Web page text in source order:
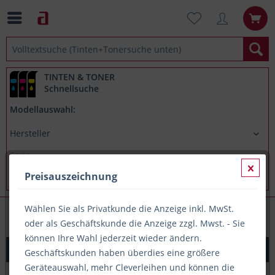
TINTEN & TONER
Schnellsuche
Modellauswahl:
Müllbeutel & Müllsäcke
Abfallsäcke 120l, ca. 70x110cm, 80µm, blau
Preisauszeichnung
Wählen Sie als Privatkunde die Anzeige inkl. MwSt.
oder als Geschäftskunde die Anzeige zzgl. Mwst. - Sie
können Ihre Wahl jederzeit wieder ändern.
Geschäftskunden haben überdies eine größere
Geräteauswahl, mehr Cleverleihen und können die